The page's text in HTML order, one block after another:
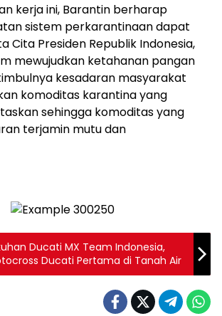
kerja ini, Barantin berharap
sistem perkarantinaan dapat
Cita Presiden Republik Indonesia,
mewujudkan ketahanan pangan
kesadaran masyarakat
komoditas karantina yang
sehingga komoditas yang
terjamin mutu dan
Ducati MX Team Indonesia,
Ducati Pertama di Tanah Air